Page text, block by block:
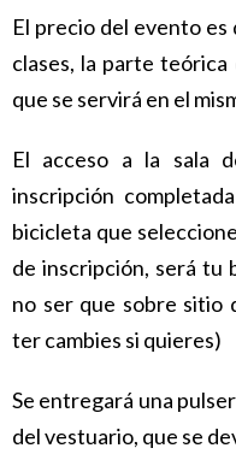
El precio del evento es
clases, la parte
que se servirá en el
El acceso a la sala
inscripción
bicicleta que
de inscripción, será tu
no ser que sobre sitio
ter cambies si quieres)
Se entregará una
del vestuario, que se